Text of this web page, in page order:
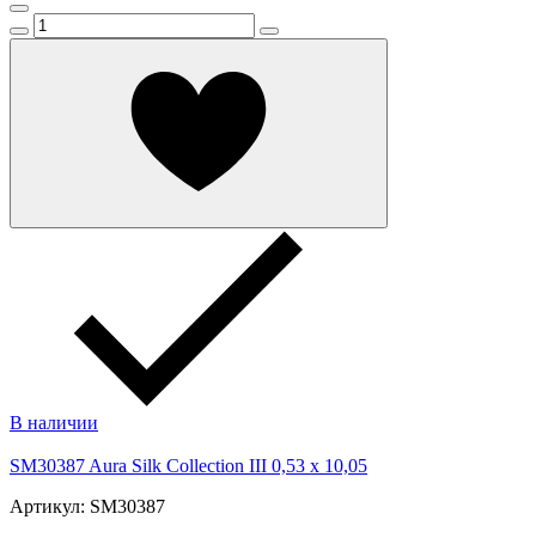
В наличии
SM30387 Aura Silk Collection III 0,53 x 10,05
Артикул: SM30387